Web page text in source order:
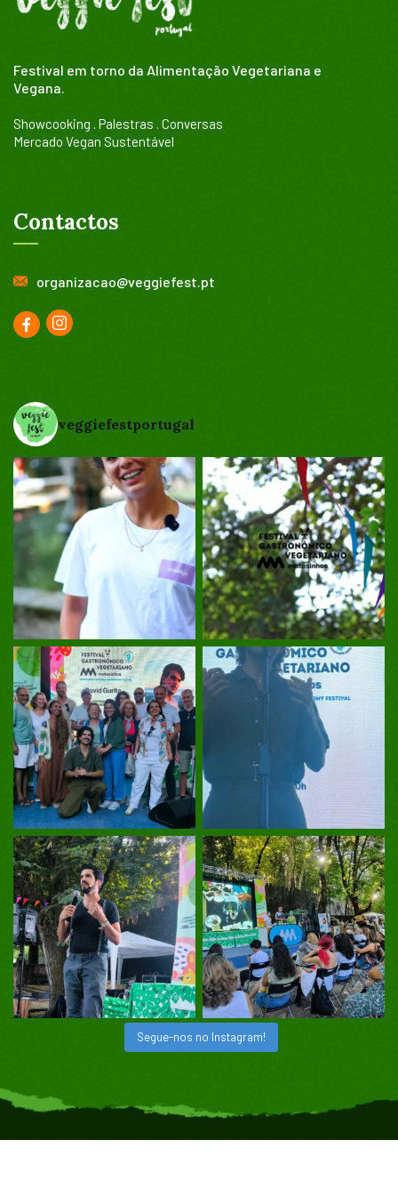
Festival em torno da Alimentação Vegetariana e
Vegana.
Showcooking . Palestras . Conversas
Mercado Vegan Sustentável
Contactos
organizacao@veggiefest.pt
veggiefestportugal
Segue-nos no Instagram!